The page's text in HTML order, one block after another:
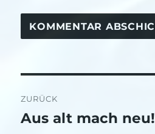
ZURÜCK
Vorheriger
Aus alt mach neu!